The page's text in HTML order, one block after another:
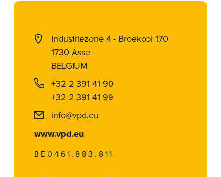
Industriezone 4 - Broekooi 170
1730 Asse
BELGIUM
+32 2 391 41 90
+32 2 391 41 99
info@vpd.eu
www.vpd.eu
BE0461.883.811